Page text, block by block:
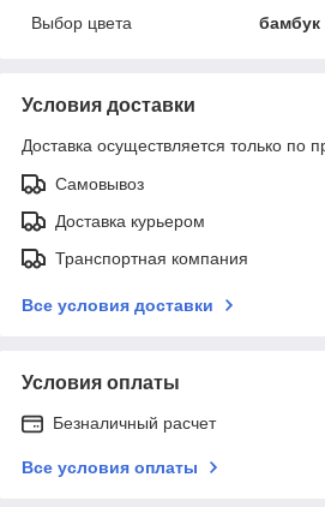
Выбор цвета
бамбук
Условия доставки
Доставка осуществляется только по
Самовывоз
Доставка курьером
Транспортная компания
Все условия доставки
Условия оплаты
Безналичный расчет
Все условия оплаты